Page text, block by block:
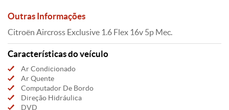
Outras Informações
Citroën Aircross Exclusive 1.6 Flex 16v 5p Mec.
Características do veículo
Ar Condicionado
Ar Quente
Computador De Bordo
Direção Hidráulica
DVD